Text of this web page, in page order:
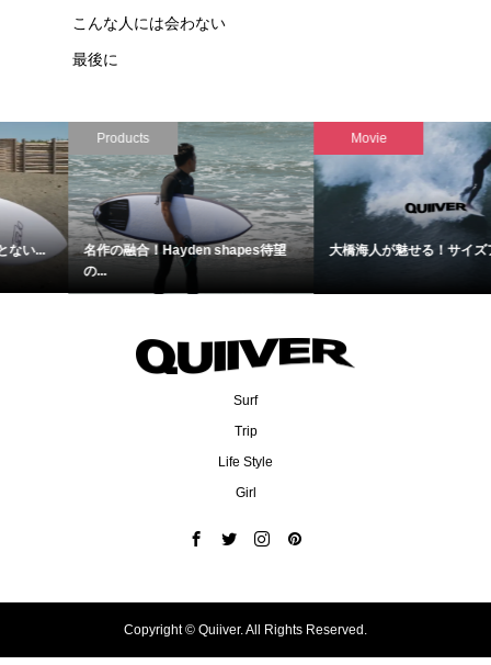
こんな人には会わない
最後に
Products
名作の融合！Hayden shapes待望
Movie
大橋海人が魅せる！サイズアップ...
Surf
Trip
Life Style
Girl
Copyright © Quiiver. All Rights Reserved.